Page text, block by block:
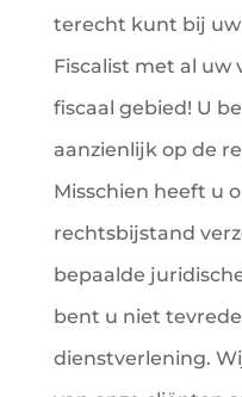
terecht kunt bij uw
Fiscalist met al uw
fiscaal gebied! U
aanzienlijk op de
Misschien heeft u
rechtsbijstand
bepaalde
bent u niet
dienstverlening.